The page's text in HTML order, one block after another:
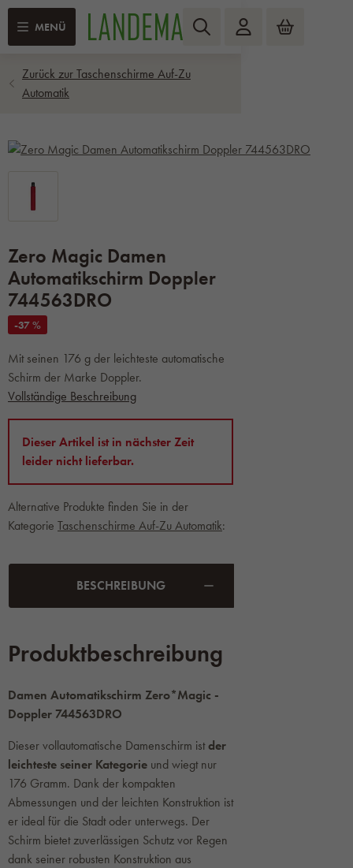
MENÜ
Zero Magic Damen
Automatikschirm Doppler
744563DRO
-37 %
Mit seinen 176 g der leichteste automatische
Schirm der Marke Doppler.
Vollständige Beschreibung
Dieser Artikel ist in nächster Zeit
leider nicht lieferbar.
Alternative Produkte finden Sie in der
Kategorie Taschenschirme Auf-Zu Automatik:
BESCHREIBUNG
Produktbeschreibung
Damen Automatikschirm Zero*Magic -
Doppler 744563DRO
Dieser vollautomatische Damenschirm istder
leichteste seiner Kategorie und wiegt nur
176 Gramm. Dank der kompakten
Abmessungen und der leichten Konstruktion ist
er ideal für die Stadt oder unterwegs. Der
Schirm bietet zuverlässigen Schutz vor Regen
dank seiner robusten Konstruktion aus